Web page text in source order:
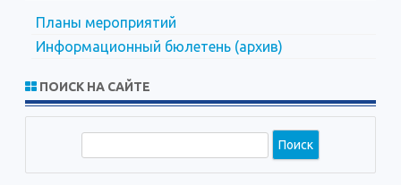
Планы мероприятий
Информационный бюлетень (архив)
ПОИСК НА САЙТЕ